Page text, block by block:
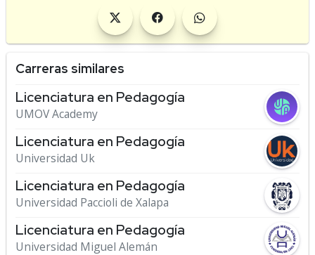
Carreras similares
Licenciatura en Pedagogía
UMOV Academy
Licenciatura en Pedagogía
Universidad Uk
Licenciatura en Pedagogía
Universidad Paccioli de Xalapa
Licenciatura en Pedagogía
Universidad Miguel Alemán